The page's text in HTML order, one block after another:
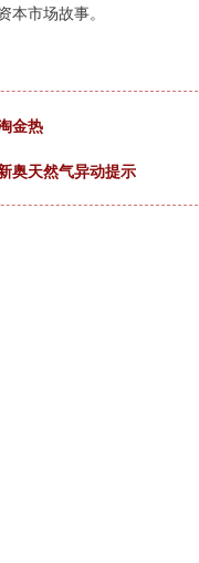
市场故事。
金热
奥天然气异动提示